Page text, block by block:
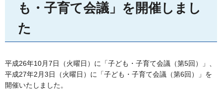
も・子育て会議」を開催しまし
た
平成26年10月7日（火曜日）に「子ども・子育て会議（第5回）」、
平成27年2月3日（火曜日）に「子ども・子育て会議（第6回）」を
開催いたしました。